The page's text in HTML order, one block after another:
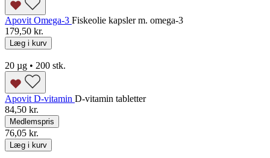
Apovit Omega-3 Fiskeolie kapsler m. omega-3
179,50 kr.
Læg i kurv
20 µg • 200 stk.
Apovit D-vitamin D-vitamin tabletter
84,50 kr.
Medlemspris
76,05 kr.
Læg i kurv